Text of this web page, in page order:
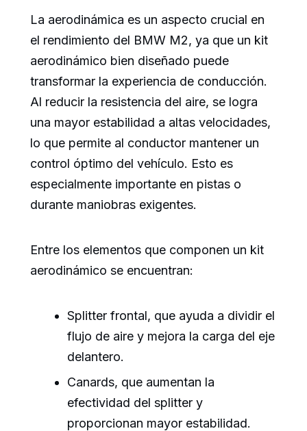
La aerodinámica es un aspecto crucial en
el rendimiento del BMW M2, ya que un kit
aerodinámico bien diseñado puede
transformar la experiencia de conducción.
Al reducir la resistencia del aire, se logra
una mayor estabilidad a altas velocidades,
lo que permite al conductor mantener un
control óptimo del vehículo. Esto es
especialmente importante en pistas o
durante maniobras exigentes.
Entre los elementos que componen un kit
aerodinámico se encuentran:
Splitter frontal, que ayuda a dividir el
flujo de aire y mejora la carga del eje
delantero.
Canards, que aumentan la
efectividad del splitter y
proporcionan mayor estabilidad.